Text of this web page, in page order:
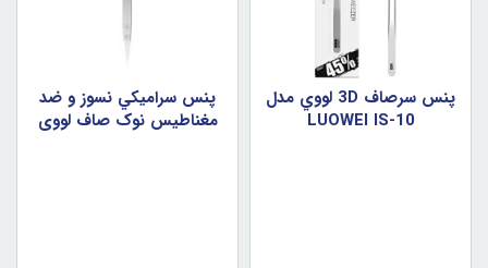
پنس سرصاف 3D لووي مدل
LUOWEI IS-10
پنس سراميکي نسوز و ضد
مغناطيس نوک صاف لووي